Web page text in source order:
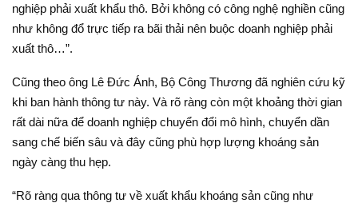
nghiệp phải xuất khẩu thô. Bởi không có công nghệ nghiền cũng
như không đổ trực tiếp ra bãi thải nên buộc doanh nghiệp phải
xuất thô…”.
Cũng theo ông Lê Đức Ánh, Bộ Công Thương đã nghiên cứu kỹ
khi ban hành thông tư này. Và rõ ràng còn một khoảng thời gian
rất dài nữa để doanh nghiệp chuyển đổi mô hình, chuyển dần
sang chế biến sâu và đây cũng phù hợp lượng khoáng sản
ngày càng thu hẹp.
“Rõ ràng qua thông tư về xuất khẩu khoáng sản cũng như